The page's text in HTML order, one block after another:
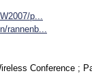
p...
rannenb...
Conference ;